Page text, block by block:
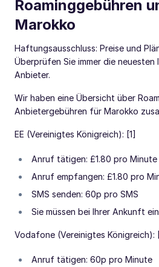
Roaminggebühren
Marokko
Haftungsausschluss: Preise und
Überprüfen Sie immer die neuesten
Anbieter.
Wir haben eine Übersicht über
Anbietergebühren für Marokko
EE (Vereinigtes Königreich): [1]
Anruf tätigen: £1.80 pro Minute
Anruf empfangen: £1.80 pro
SMS senden: 60p pro SMS
Sie müssen bei Ihrer Ankunft
Vodafone (Vereinigtes Königreich):
Anruf tätigen: 60p pro Minute